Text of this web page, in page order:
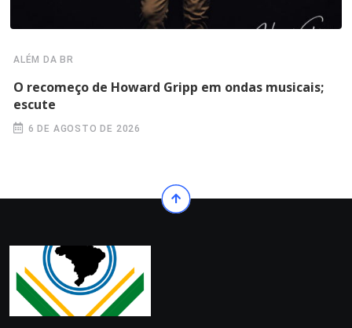
ALÉM DA BR
O recomeço de Howard Gripp em ondas musicais;
escute
6 DE AGOSTO DE 2026